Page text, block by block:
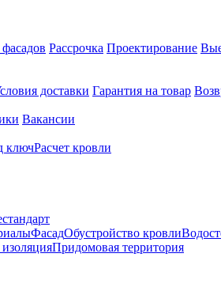
Рассрочка Проектирование
доставки Гарантия на товар
Вакансии
ключРасчет кровли
ФасадОбустройство кровли
Придомовая территория